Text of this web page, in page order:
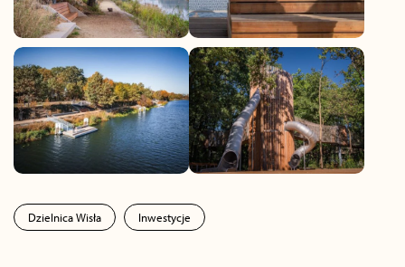
Dzielnica Wisła Inwestycje